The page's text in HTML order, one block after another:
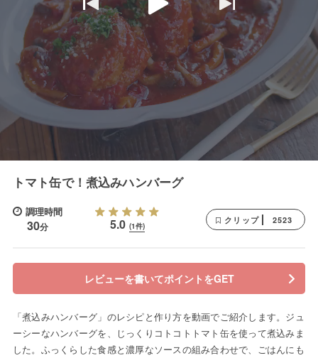
トマト缶で！煮込みハンバーグ
調理時間
30分 5.0 (1件)
クリップ 2523
レビューを書いてポイントをGET
「煮込みハンバーグ」のレシピと作り方を動画でご紹介します。ジュ
ーシーなハンバーグを、じっくりコトコトトマト缶を使って煮込みま
した。ふっくらした食感と濃厚なソースの組み合わせで、ごはんにも